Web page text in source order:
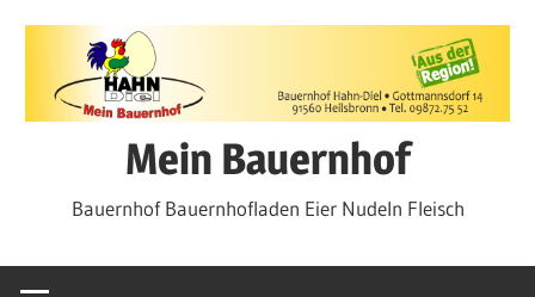
springen
Mein Bauernhof
Bauernhof Bauernhofladen Eier Nudeln Fleisch